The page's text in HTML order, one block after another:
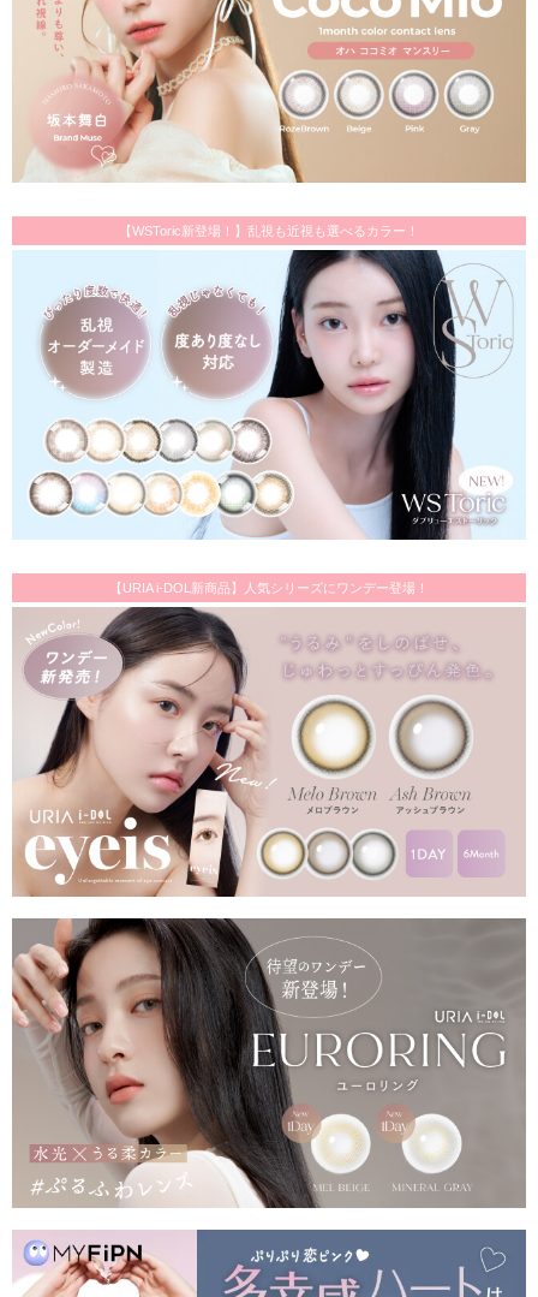
【WSToric新登場！】乱視も近視も選べるカラー！
【URIA i-DOL新商品】人気シリーズにワンデー登場！